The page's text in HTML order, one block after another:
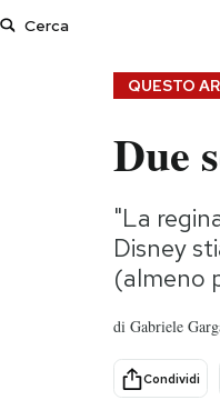
Consumismi
Storie/Idee
QUESTO
Due
"La
Disney
(almeno
di Gabriele
Condividi